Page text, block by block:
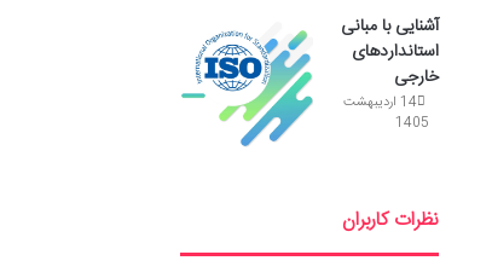
آشنایی با مبانی
استانداردهای
خارجی
14 اردیبهشت
1405
نظرات کاربران